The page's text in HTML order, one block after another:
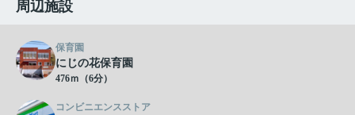
周辺施設
保育園
にじの花保育園
476ｍ（6分）
コンビニエンスストア